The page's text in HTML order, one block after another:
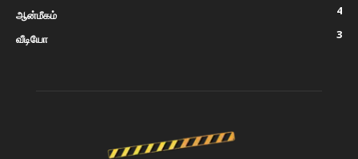
ஆன்மீகம்
4
வீடியோ
3